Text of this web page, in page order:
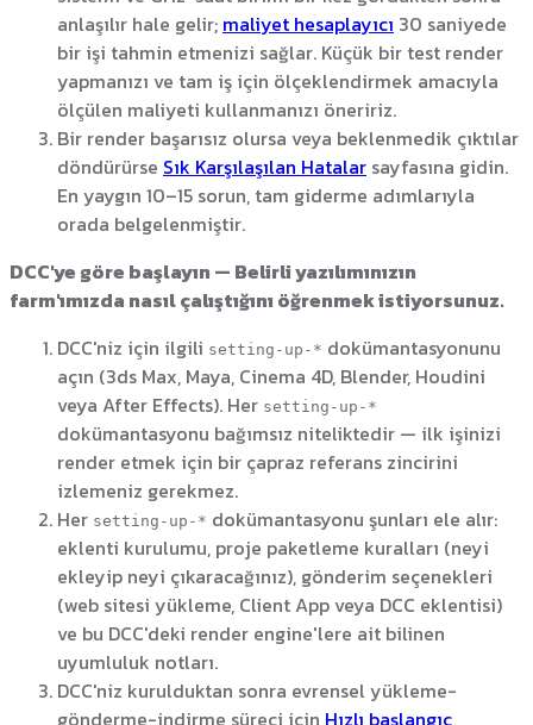
anlaşılır hale gelir; maliyet hesaplayıcı 30 saniyede
bir işi tahmin etmenizi sağlar. Küçük bir test render
yapmanızı ve tam iş için ölçeklendirmek amacıyla
ölçülen maliyeti kullanmanızı öneririz.
Bir render başarısız olursa veya beklenmedik çıktılar
döndürürse Sık Karşılaşılan Hatalar sayfasına gidin.
En yaygın 10–15 sorun, tam giderme adımlarıyla
orada belgelenmiştir.
DCC'ye göre başlayın — Belirli yazılımınızın
farm'ımızda nasıl çalıştığını öğrenmek istiyorsunuz.
DCC'niz için ilgili setting-up-* dokümantasyonunu
açın (3ds Max, Maya, Cinema 4D, Blender, Houdini
veya After Effects). Her setting-up-*
dokümantasyonu bağımsız niteliktedir — ilk işinizi
render etmek için bir çapraz referans zincirini
izlemeniz gerekmez.
Her setting-up-* dokümantasyonu şunları ele alır:
eklenti kurulumu, proje paketleme kuralları (neyi
ekleyip neyi çıkaracağınız), gönderim seçenekleri
(web sitesi yükleme, Client App veya DCC eklentisi)
ve bu DCC'deki render engine'lere ait bilinen
uyumluluk notları.
DCC'niz kurulduktan sonra evrensel yükleme-
gönderme-indirme süreci için Hızlı başlangıç